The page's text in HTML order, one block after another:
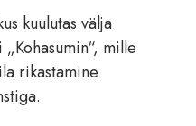
kuulutas välja
mille
rikastamine